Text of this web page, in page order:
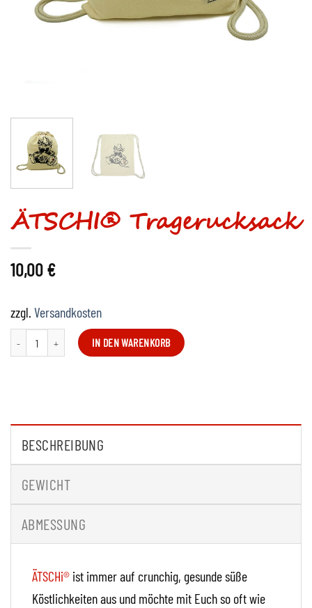
ÄTSCHI® Tragerucksack
10,00€
zzgl. Versandkosten
ÄTSCHI® Tragerucksack MengeIN DEN WARENKORB
BESCHREIBUNG
GEWICHT
ABMESSUNG
ÄTSCHi® ist immer auf crunchig, gesunde süße
Köstlichkeiten aus und möchte mit Euch so oft wie